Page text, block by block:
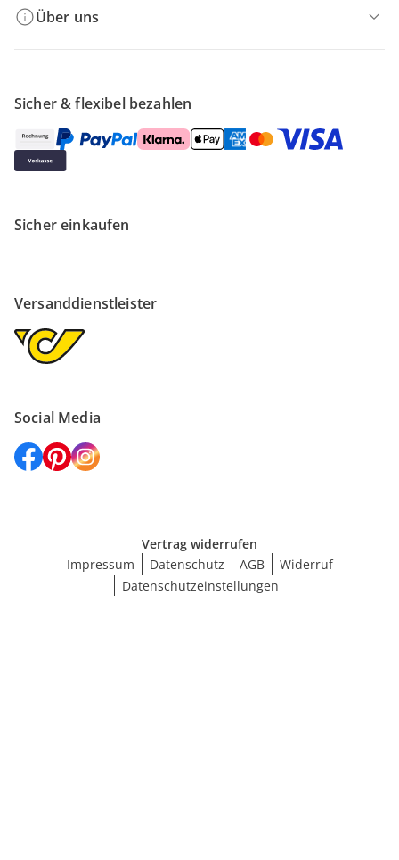
Über uns
Sicher & flexibel bezahlen
Sicher einkaufen
Versanddienstleister
Social Media
Vertrag widerrufen
Impressum
Datenschutz AGB
Widerruf
Datenschutzeinstellungen